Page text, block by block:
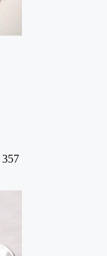
357